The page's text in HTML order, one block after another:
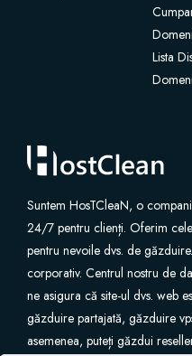
Website Backup
VPN
SEO Tools
Lista
Suntem HosTCleaN, o
24/7 pentru clienți. Oferim
pentru nevoile dvs. de
corporativ. Centrul nostru de
ne asigura că site-ul dvs. web
găzduire partajată, găzduire
asemenea, puteți găzdui